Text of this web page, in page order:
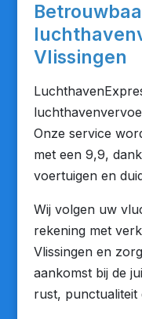
Vlissingen
Onze service
met een 9,9,
voertuigen en
Wij volgen uw
rekening met
Vlissingen en
aankomst bij de
rust, punctualiteit